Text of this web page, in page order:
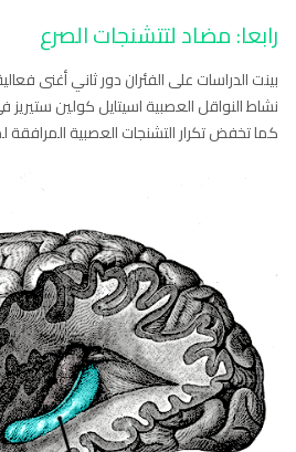
رابعا: مضاد لتتشنجات الصرع
بينت الدراسات على الفئران دور ثاني أغنى
نشاط النواقل العصبية اسيتايل كولين
كما تخفض تكرار التشنجات العصبية